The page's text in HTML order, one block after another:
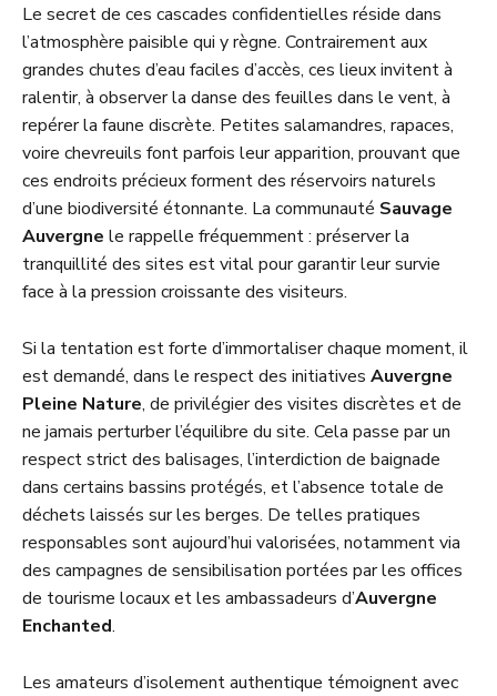
Le secret de ces cascades confidentielles réside dans
l’atmosphère paisible qui y règne. Contrairement aux
grandes chutes d’eau faciles d’accès, ces lieux invitent à
ralentir, à observer la danse des feuilles dans le vent, à
repérer la faune discrète. Petites salamandres, rapaces,
voire chevreuils font parfois leur apparition, prouvant que
ces endroits précieux forment des réservoirs naturels
d’une biodiversité étonnante. La communauté Sauvage
Auvergne le rappelle fréquemment : préserver la
tranquillité des sites est vital pour garantir leur survie
face à la pression croissante des visiteurs.
Si la tentation est forte d’immortaliser chaque moment, il
est demandé, dans le respect des initiatives Auvergne
Pleine Nature, de privilégier des visites discrètes et de
ne jamais perturber l’équilibre du site. Cela passe par un
respect strict des balisages, l’interdiction de baignade
dans certains bassins protégés, et l’absence totale de
déchets laissés sur les berges. De telles pratiques
responsables sont aujourd’hui valorisées, notamment via
des campagnes de sensibilisation portées par les offices
de tourisme locaux et les ambassadeurs d’Auvergne
Enchanted.
Les amateurs d’isolement authentique témoignent avec